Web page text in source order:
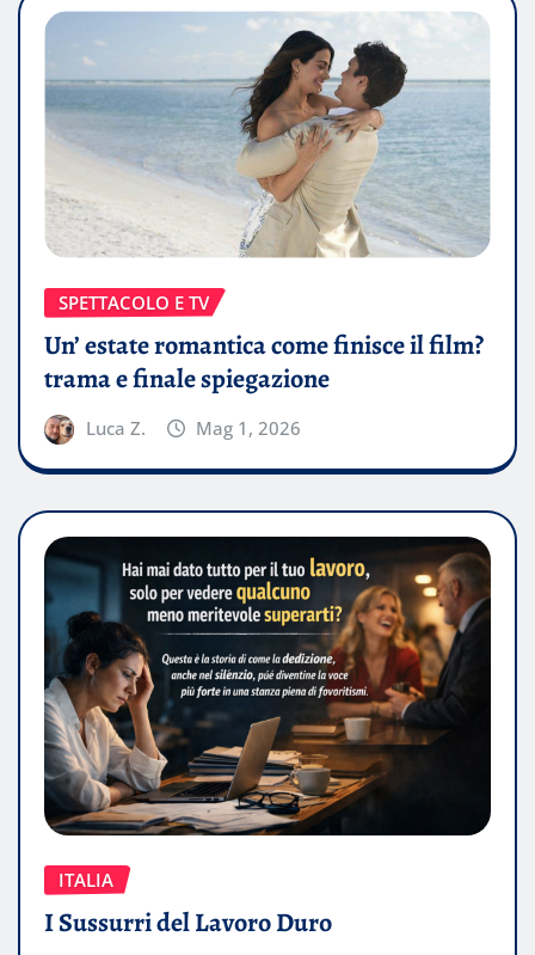
SPETTACOLO E TV
Un’ estate romantica come finisce il film?
trama e finale spiegazione
Luca Z. Mag 1, 2026
ITALIA
I Sussurri del Lavoro Duro